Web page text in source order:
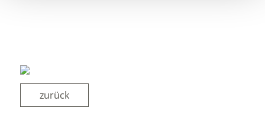
zurück